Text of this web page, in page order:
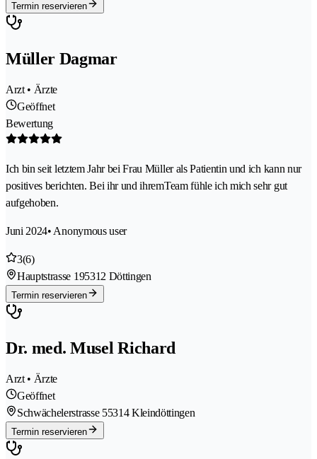
Termin reservieren
Müller Dagmar
Arzt • Ärzte
Geöffnet
Bewertung
Ich bin seit letztem Jahr bei Frau Müller als Patientin und ich kann nur
positives berichten. Bei ihr und ihremTeam fühle ich mich sehr gut
aufgehoben.
Juni 2024• Anonymous user
3(6)
Hauptstrasse 195312 Döttingen
Termin reservieren
Dr. med. Musel Richard
Arzt • Ärzte
Geöffnet
Schwächelerstrasse 55314 Kleindöttingen
Termin reservieren